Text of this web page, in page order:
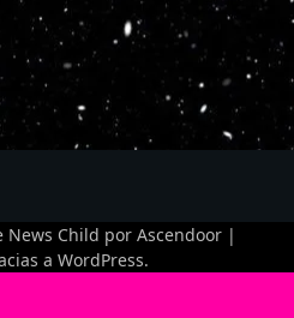
News Child por Ascendoor |
a WordPress.